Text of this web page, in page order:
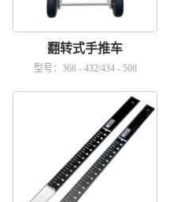
翻转式手推车
型号：368 - 432/434 - 508